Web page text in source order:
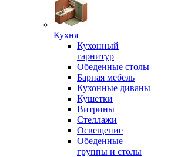
Кухня
Кухонный
гарнитур
Обеденные столы
Барная мебель
Кухонные диваны
Кушетки
Витрины
Стеллажи
Освещение
Обеденные
группы и столы